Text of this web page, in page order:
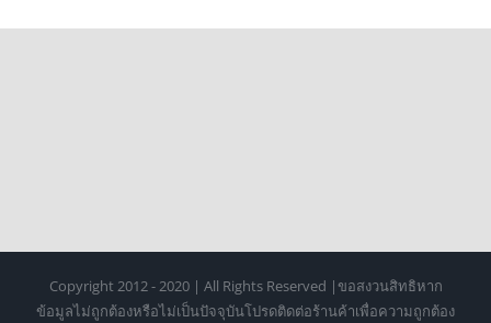
Copyright 2012 - 2020 | All Rights Reserved |ขอสงวนสิทธิหาก
ข้อมูลไม่ถูกต้องหรือไม่เป็นปัจจุบันโปรดติดต่อร้านค้าเพื่อความถูกต้อง